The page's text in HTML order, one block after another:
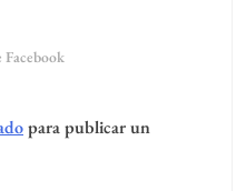
para publicar un